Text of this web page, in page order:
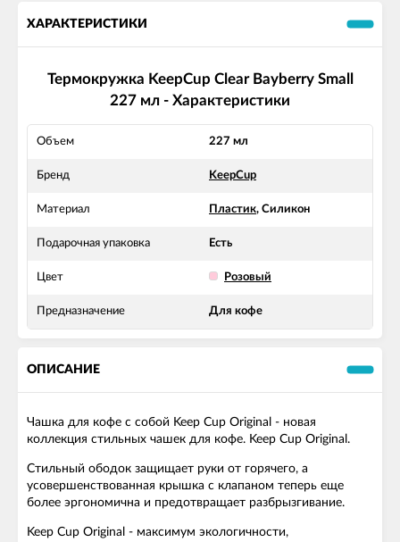
ХАРАКТЕРИСТИКИ
Термокружка KeepCup Clear Bayberry Small
227 мл - Характеристики
Объем 227 мл
Бренд KeepCup
Материал Пластик, Силикон
Подарочная упаковка Есть
Цвет Розовый
Предназначение Для кофе
ОПИСАНИЕ
Чашка для кофе с собой Keep Cup Original - новая
коллекция стильных чашек для кофе. Keep Cup Original.
Стильный ободок защищает руки от горячего, а
усовершенствованная крышка с клапаном теперь еще
более эргономична и предотвращает разбрызгивание.
Keep Cup Original - максимум экологичности,